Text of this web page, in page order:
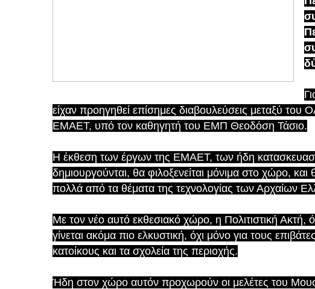
είχαν προηγηθεί επίσημες διαβουλεύσεις μεταξύ
ΕΜΑΕΤ, υπό τον καθηγητή του ΕΜΠ Θεοδόση Τάσιο.
Η έκθεση των έργων της ΕΜΑΕΤ, των ήδη
δημιουργούνται, θα φιλοξενείται μόνιμα στο χώρο,
πολλά από τα θέματα της τεχνολογίας των Αρχαίων
Με τον νέο αυτό εκθεσιακό χώρο, η Πολιτιστική
γίνεται ακόμα πιο ελκυστική, όχι μόνο για τους
κατοίκους και τα σχολεία της περιοχής.
Ήδη στον χώρο αυτόν προχωρούν οι μελέτες του